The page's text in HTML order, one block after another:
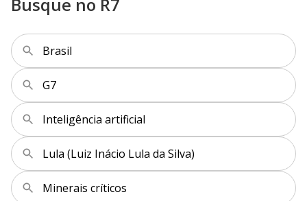
d
e
o
Busque no R7
Brasil
G7
Inteligência artificial
Lula (Luiz Inácio Lula da Silva)
Minerais críticos